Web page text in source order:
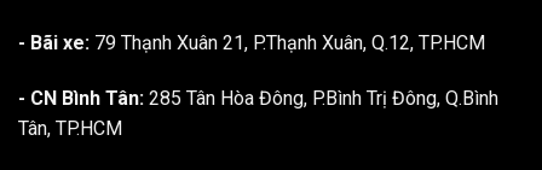
- Bãi xe: 79 Thạnh Xuân 21, P.Thạnh Xuân, Q.12, TP.HCM
- CN Bình Tân: 285 Tân Hòa Đông, P.Bình Trị Đông, Q.Bình
Tân, TP.HCM